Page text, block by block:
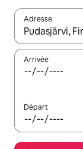
Adresse
Lorsque les
Arrivée
Départ